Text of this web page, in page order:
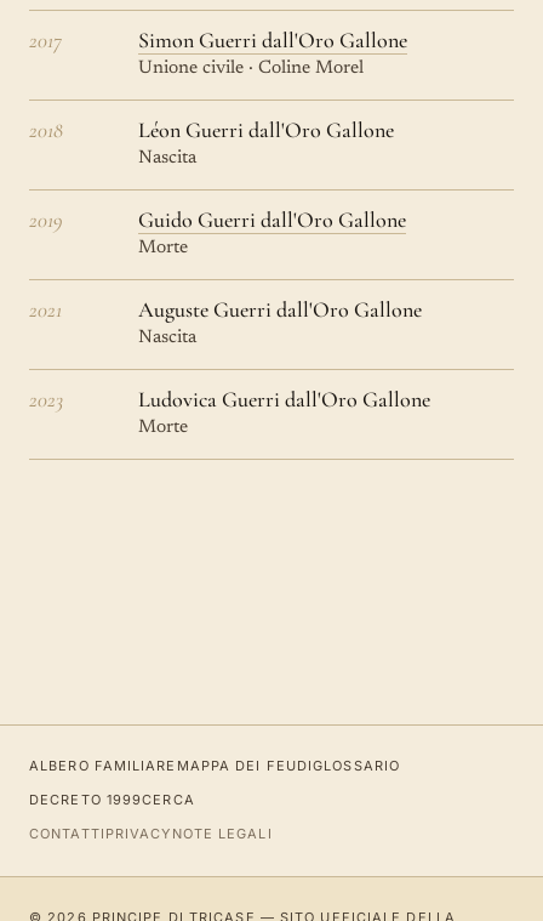
2017 Simon Guerri dall'Oro Gallone
Unione civile · Coline Morel
2018 Léon Guerri dall'Oro Gallone
Nascita
2019 Guido Guerri dall'Oro Gallone
Morte
2021 Auguste Guerri dall'Oro Gallone
Nascita
2023 Ludovica Guerri dall'Oro Gallone
Morte
ALBERO FAMILIARE MAPPA DEI FEUDIGLOSSARIO
DECRETO 1999CERCA
CONTATTI PRIVACY NOTE LEGALI
© 2026 PRINCIPE DI TRICASE — SITO UFFICIALE DELLA